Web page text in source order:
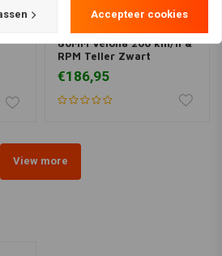
80MM Velona 200 km/h &
RPM Teller Zwart
€186,95
View more
Accepteer cookies